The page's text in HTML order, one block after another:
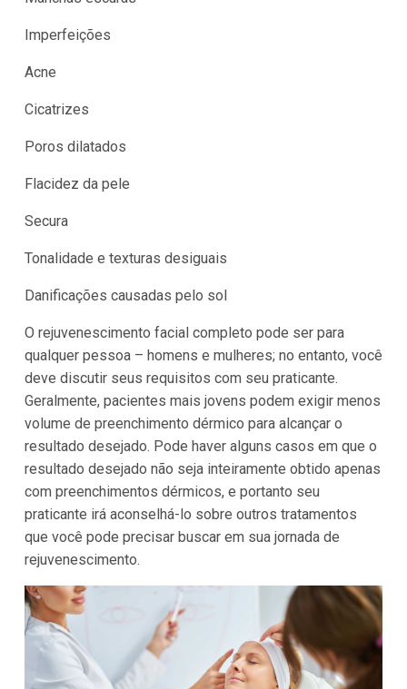
Imperfeições
Acne
Cicatrizes
Poros dilatados
Flacidez da pele
Secura
Tonalidade e texturas desiguais
Danificações causadas pelo sol
O rejuvenescimento facial completo pode ser para
qualquer pessoa – homens e mulheres; no entanto, você
deve discutir seus requisitos com seu praticante.
Geralmente, pacientes mais jovens podem exigir menos
volume de preenchimento dérmico para alcançar o
resultado desejado. Pode haver alguns casos em que o
resultado desejado não seja inteiramente obtido apenas
com preenchimentos dérmicos, e portanto seu
praticante irá aconselhá-lo sobre outros tratamentos
que você pode precisar buscar em sua jornada de
rejuvenescimento.